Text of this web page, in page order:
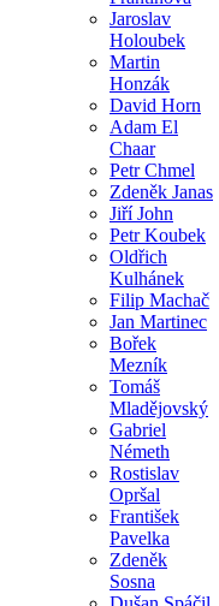
Jaroslav
Holoubek
Martin
Honzák
David Horn
Adam El
Chaar
Petr Chmel
Zdeněk Janas
Jiří John
Petr Koubek
Oldřich
Kulhánek
Filip Machač
Jan Martinec
Bořek
Mezník
Tomáš
Mladějovský
Gabriel
Németh
Rostislav
Opršal
František
Pavelka
Zdeněk
Sosna